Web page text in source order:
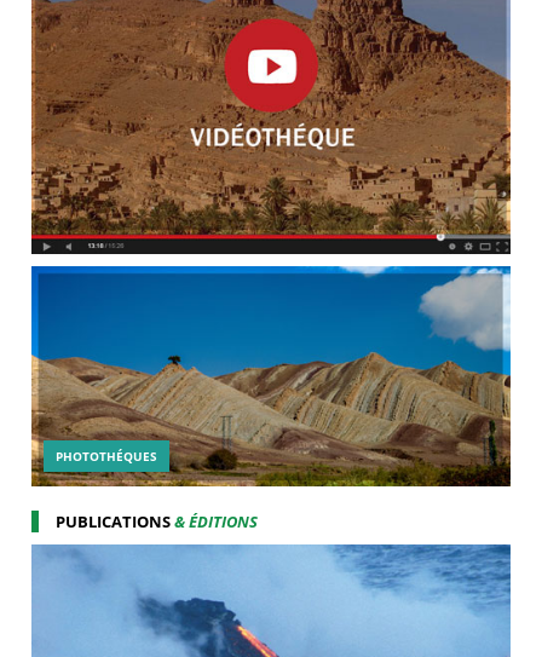
PHOTOTHÉQUES
PUBLICATIONS& ÉDITIONS